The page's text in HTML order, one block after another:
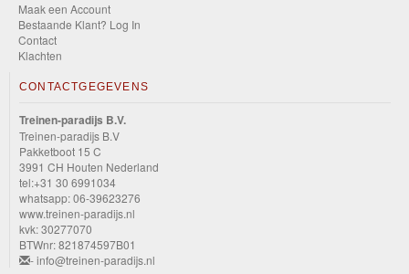
Maak een Account
Bestaande Klant? Log In
Contact
Klachten
CONTACTGEGEVENS
Treinen-paradijs B.V.
Treinen-paradijs B.V
Pakketboot 15 C
3991 CH Houten Nederland
tel:+31 30 6991034
whatsapp: 06-39623276
www.treinen-paradijs.nl
kvk: 30277070
BTWnr: 821874597B01
- info@treinen-paradijs.nl